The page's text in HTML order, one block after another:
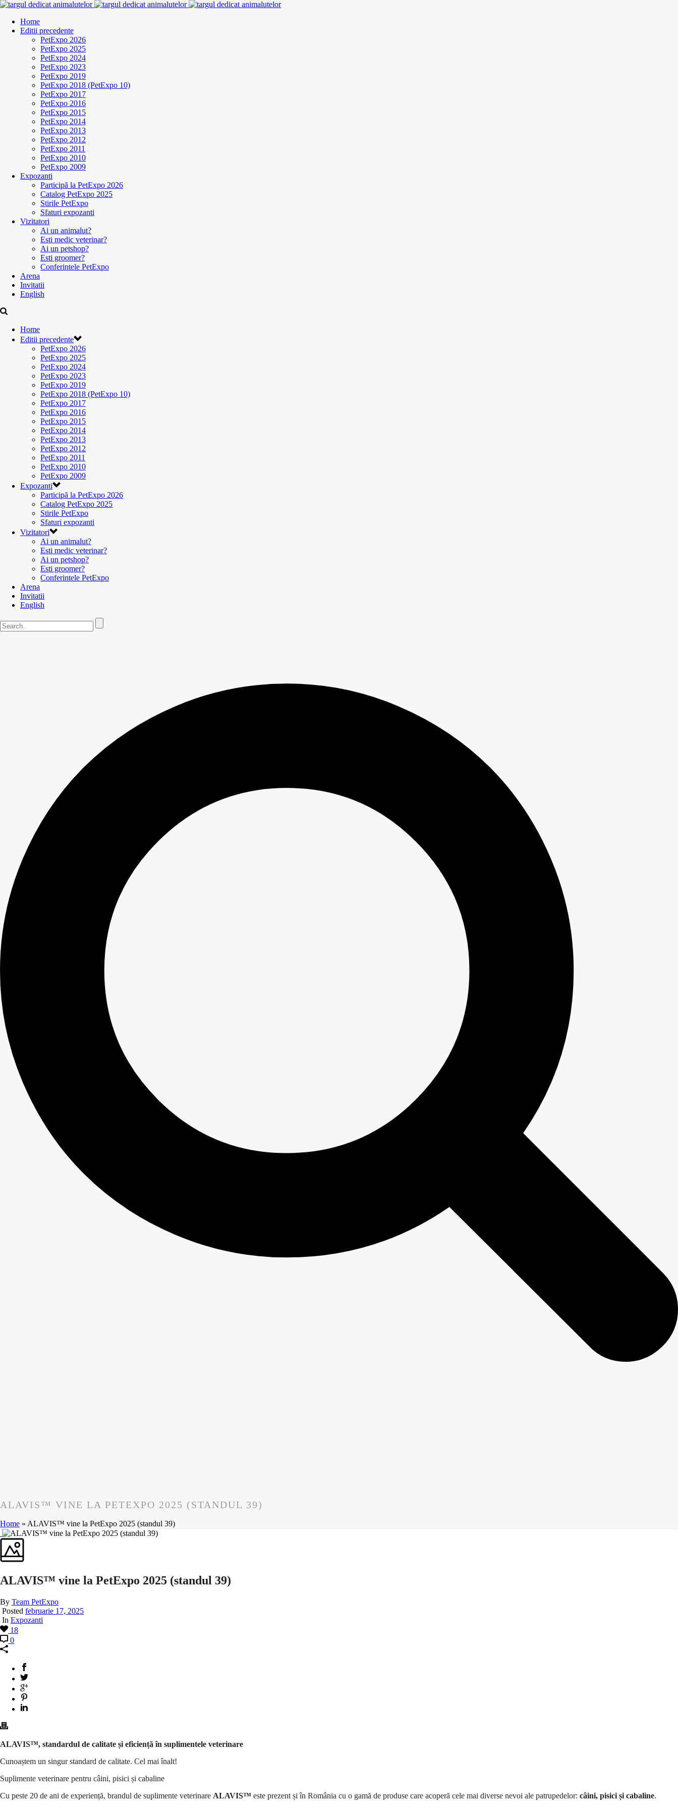
Home
Editii precedente
PetExpo 2026
PetExpo 2025
PetExpo 2024
PetExpo 2023
PetExpo 2019
PetExpo 2018 (PetExpo 10)
PetExpo 2017
PetExpo 2016
PetExpo 2015
PetExpo 2014
PetExpo 2013
PetExpo 2012
PetExpo 2011
PetExpo 2010
PetExpo 2009
Expozanti
Participă la PetExpo 2026
Catalog PetExpo 2025
Stirile PetExpo
Sfaturi expozanti
Vizitatori
Ai un animalut?
Esti medic veterinar?
Ai un petshop?
Esti groomer?
Conferintele PetExpo
Arena
Invitatii
English
Home
Editii precedente
PetExpo 2026
PetExpo 2025
PetExpo 2024
PetExpo 2023
PetExpo 2019
PetExpo 2018 (PetExpo 10)
PetExpo 2017
PetExpo 2016
PetExpo 2015
PetExpo 2014
PetExpo 2013
PetExpo 2012
PetExpo 2011
PetExpo 2010
PetExpo 2009
Expozanti
Participă la PetExpo 2026
Catalog PetExpo 2025
Stirile PetExpo
Sfaturi expozanti
Vizitatori
Ai un animalut?
Esti medic veterinar?
Ai un petshop?
Esti groomer?
Conferintele PetExpo
Arena
Invitatii
English
ALAVIS™ VINE LA PETEXPO 2025 (STANDUL 39)
Home » ALAVIS™ vine la PetExpo 2025 (standul 39)
ALAVIS™ vine la PetExpo 2025 (standul 39)
By Team PetExpo
Posted februarie 17, 2025
In Expozanti
18
0
ALAVIS™, standardul de calitate și eficiență în suplimentele veterinare
Cunoaștem un singur standard de calitate. Cel mai înalt!
Suplimente veterinare pentru câini, pisici și cabaline
Cu peste 20 de ani de experiență, brandul de suplimente veterinare ALAVIS™ este prezent și în România cu o gamă de produse care acoperă cele mai diverse nevoi ale patrupedelor: câini, pisici și cabaline.